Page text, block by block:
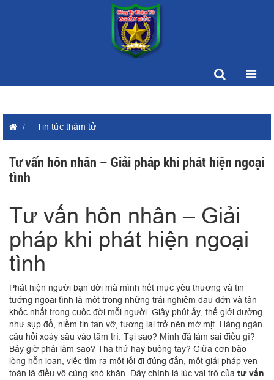
Tin tức thám tử
Tư vấn hôn nhân – Giải pháp khi phát hiện ngoại
tình
Tư vấn hôn nhân – Giải
pháp khi phát hiện ngoại
tình
Phát hiện người bạn đời mà mình hết mực yêu thương và tin
tưởng ngoại tình là một trong những trải nghiệm đau đớn và tàn
khốc nhất trong cuộc đời mỗi người. Giây phút ấy, thế giới dường
như sụp đổ, niềm tin tan vỡ, tương lai trở nên mờ mịt. Hàng ngàn
câu hỏi xoáy sâu vào tâm trí: Tại sao? Mình đã làm sai điều gì?
Bây giờ phải làm sao? Tha thứ hay buông tay? Giữa cơn bão
lòng hỗn loạn, việc tìm ra một lối đi đúng đắn, một giải pháp vẹn
toàn là điều vô cùng khó khăn. Đây chính là lúc vai trò của tư vấn